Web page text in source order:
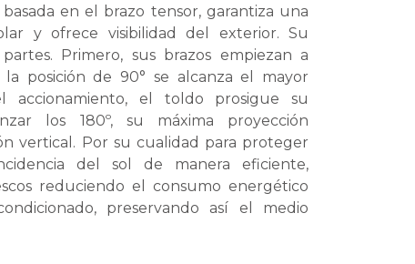
en el brazo tensor, garantiza una
y ofrece visibilidad del exterior. Su
Primero, sus brazos empiezan a
posición de 90° se alcanza el mayor
accionamiento, el toldo prosigue su
los 180º, su máxima proyección
vertical. Por su cualidad para proteger
del sol de manera eficiente,
reduciendo el consumo energético
preservando así el medio